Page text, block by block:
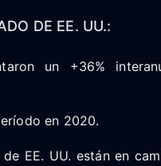
DE EE. UU.:
un +36%
en 2020.
EE. UU. están en